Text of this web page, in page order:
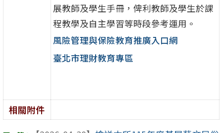
展教師及學生手冊，俾利教師及學生於課
程教學及自主學習等時段參考運用。
風險管理與保險教育推廣入口網
臺北市理財教育專區
相關附件